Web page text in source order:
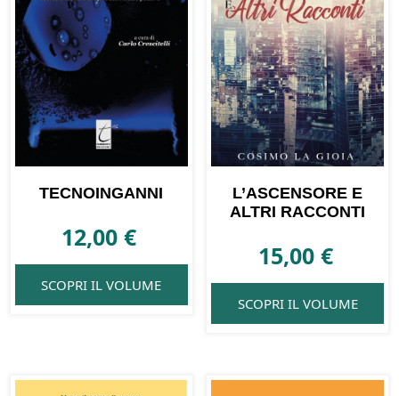
TECNOINGANNI
12,00€
SCOPRI IL VOLUME
L’ASCENSORE E
ALTRI RACCONTI
15,00 €
SCOPRI IL VOLUME